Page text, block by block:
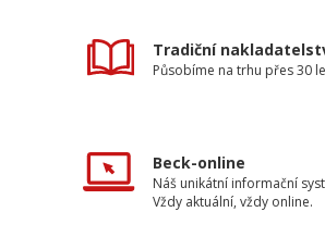
Tradiční
Působíme na trhu přes 30
Beck-online
Náš unikátní informační
Vždy aktuální, vždy online.